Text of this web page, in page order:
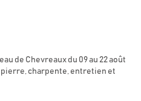
de Chevreaux du 09 au 22 août
charpente, entretien et